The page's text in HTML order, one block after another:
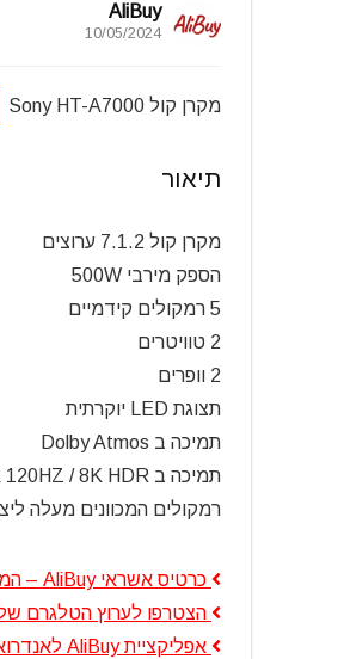
AliBuy
10/05/2024
מקרן קול Sony HT-A7000
תיאור
מקרן קול 7.1.2 ערוצים
הספק מירבי 500W
5 רמקולים קידמיים
2 טוויטרים
2 וופרים
תצוגת LED יוקרתית
תמיכה ב Dolby Atmos
תמיכה ב 4K / 4K 120HZ / 8K HDR
רמקולים המכוונים מעלה ליצירת
כרטיס אשראי AliBuy – המלצה!
הצטרפו לערוץ הטלגרם
אפליקציית AliBuy לאנדרואיד